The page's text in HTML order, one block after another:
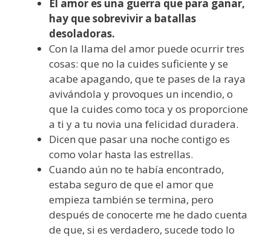
El amor es una guerra que para ganar,
hay que sobrevivir a batallas
desoladoras.
Con la llama del amor puede ocurrir tres
cosas: que no la cuides suficiente y se
acabe apagando, que te pases de la raya
avivándola y provoques un incendio, o
que la cuides como toca y os proporcione
a ti y a tu novia una felicidad duradera.
Dicen que pasar una noche contigo es
como volar hasta las estrellas.
Cuando aún no te había encontrado,
estaba seguro de que el amor que
empieza también se termina, pero
después de conocerte me he dado cuenta
de que, si es verdadero, sucede todo lo